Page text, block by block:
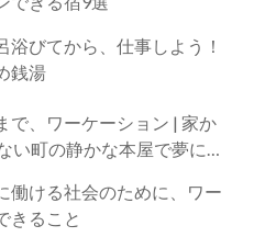
浴びてから、仕事しよう！
銭湯
で、ワーケーション | 家か
い町の静かな本屋で夢に近
働ける社会のために、ワー
きること